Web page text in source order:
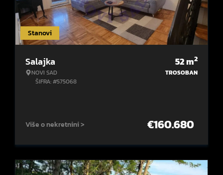
Stanovi
Salajka
NOVI SAD
ŠIFRA: #575068
52m2
TROSOBAN
Više o nekretnini > €160.680